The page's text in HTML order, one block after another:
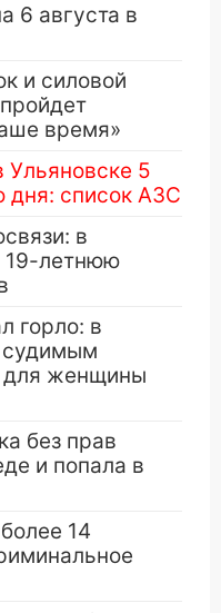
6 августа в
и силовой
время»
Ульяновске 5
дня: список АЗС
в
19-летнюю
горло: в
судимым
для женщины
без прав
и попала в
14